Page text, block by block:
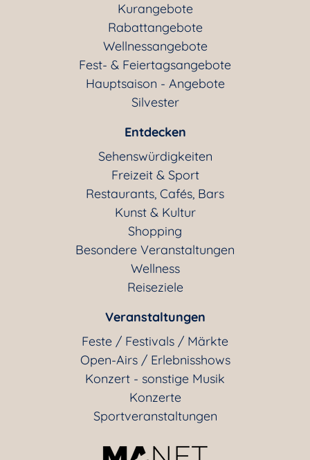
Kurangebote
Rabattangebote
Wellnessangebote
Fest- & Feiertagsangebote
Hauptsaison - Angebote
Silvester
Entdecken
Sehenswürdigkeiten
Freizeit & Sport
Restaurants, Cafés, Bars
Kunst & Kultur
Shopping
Besondere Veranstaltungen
Wellness
Reiseziele
Veranstaltungen
Feste / Festivals / Märkte
Open-Airs / Erlebnisshows
Konzert - sonstige Musik
Konzerte
Sportveranstaltungen